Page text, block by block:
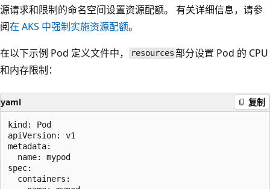
源请求和限制的命名空间设置资源配额。 有关详细信息，请参
阅在 AKS 中强制实施资源配额。
在以下示例 Pod 定义文件中，
resources 部分设置 Pod 的 CPU
和内存限制：
yaml 复制
kind: Pod
apiVersion: v1
metadata:
  name: mypod
spec:
  containers: